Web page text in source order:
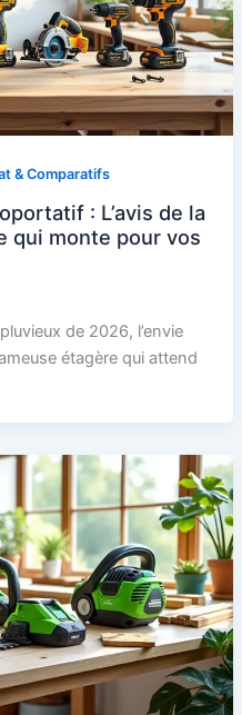
& Comparatifs
: L’avis de la
qui monte pour vos
de 2026, l’envie
étagère qui attend